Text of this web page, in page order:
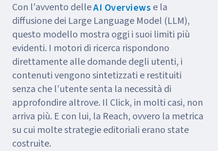
Con l'avvento delleAI Overviews e la
diffusione dei Large Language Model (LLM),
questo modello mostra oggi i suoi limiti più
evidenti. I motori di ricerca rispondono
direttamente alle domande degli utenti, i
contenuti vengono sintetizzati e restituiti
senza che l’utente senta la necessità di
approfondire altrove. Il Click, in molti casi, non
arriva più. E con lui, la Reach, ovvero la metrica
su cui molte strategie editoriali erano state
costruite.